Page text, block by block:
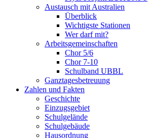
Austausch mit Australien
Überblick
Wichtigste Stationen
Wer darf mit?
Arbeitsgemeinschaften
Chor 5/6
Chor 7-10
Schulband UBBL
Ganztagesbetreuung
Zahlen und Fakten
Geschichte
Einzugsgebiet
Schulgelände
Schulgebäude
Hausordnung